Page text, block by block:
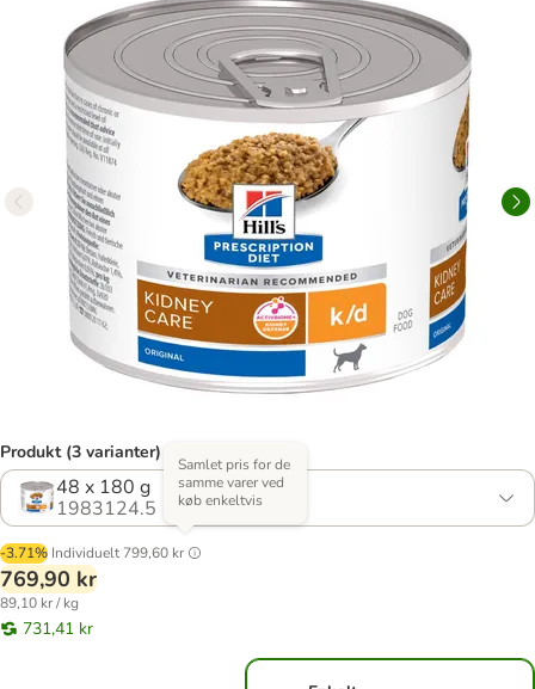
Produkt (3 varianter)
48 x 180 g
1983124.5
-3.71% Individuelt 799,60 kr
Samlet pris for de
samme varer ved
køb enkeltvis
769,90 kr
89,10 kr / kg
731,41 kr